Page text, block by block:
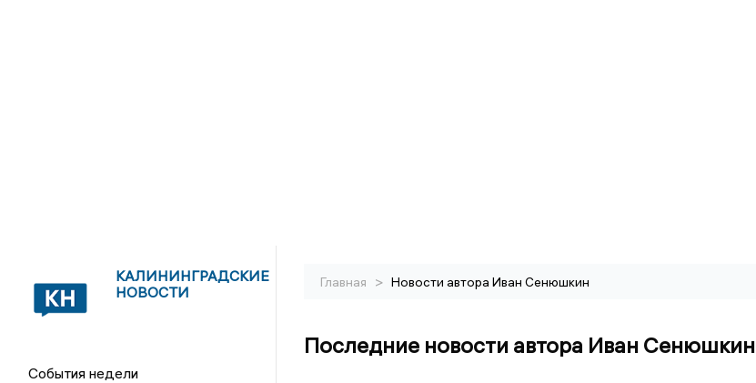
КАЛИНИНГРАДСКИЕ
НОВОСТИ
События недели
Главная > Новости автора Иван Сенюшкин
Последние новости автора Иван Сенюшкин